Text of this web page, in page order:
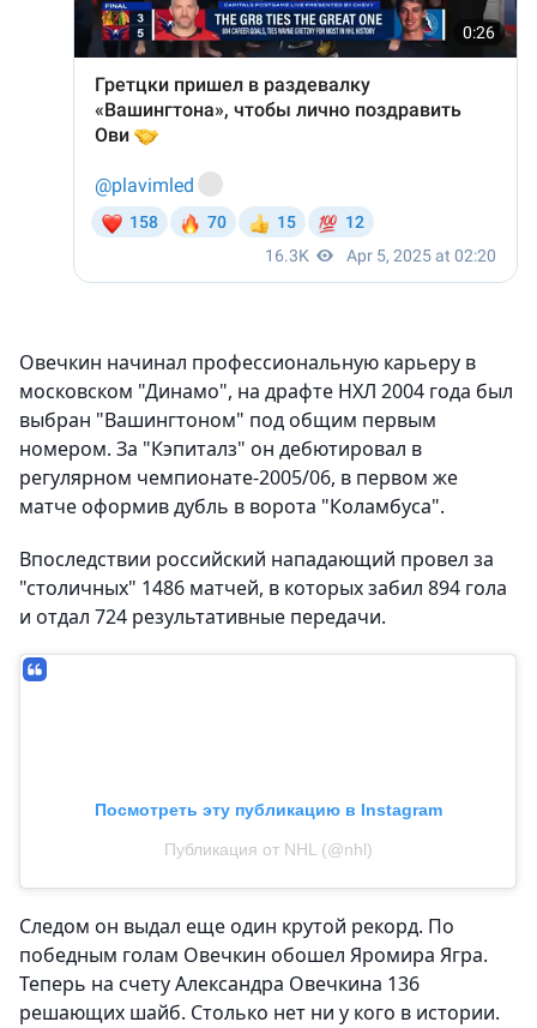
Овечкин начинал профессиональную карьеру в
московском "Динамо", на драфте НХЛ 2004 года был
выбран "Вашингтоном" под общим первым
номером. За "Кэпиталз" он дебютировал в
регулярном чемпионате-2005/06, в первом же
матче оформив дубль в ворота "Коламбуса".
Впоследствии российский нападающий провел за
"столичных" 1486 матчей, в которых забил 894 гола
и отдал 724 результативные передачи.
Посмотреть эту публикацию в Instagram
Публикация от NHL (@nhl)
Следом он выдал еще один крутой рекорд. По
победным голам Овечкин обошел Яромира Ягра.
Теперь на счету Александра Овечкина 136
решающих шайб. Столько нет ни у кого в истории.